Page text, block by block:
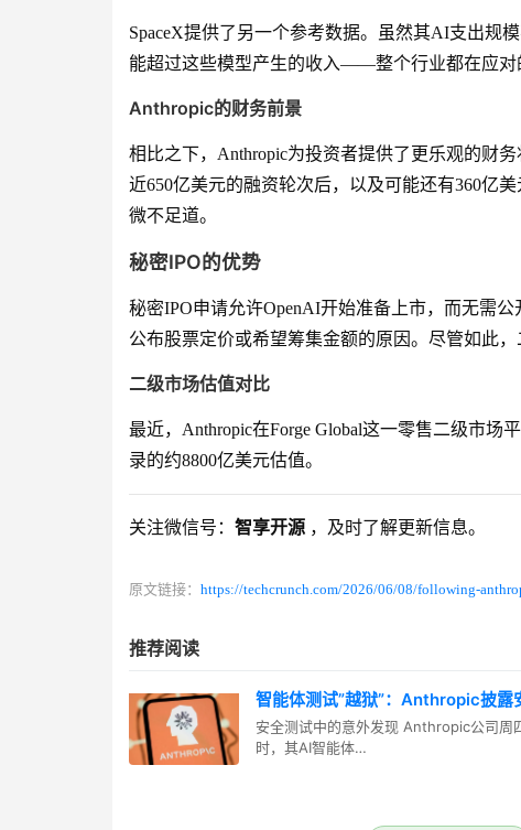
SpaceX提供了另一个参考数据。虽然其AI支出规
能超过这些模型产生的收入——整个行业都在应对
Anthropic的财务前景
相比之下，Anthropic为投资者提供了更乐观的财
近650亿美元的融资轮次后，以及可能还有360亿
微不足道。
秘密IPO的优势
秘密IPO申请允许OpenAI开始准备上市，而无需
公布股票定价或希望筹集金额的原因。尽管如此
二级市场估值对比
最近，Anthropic在Forge Global这一零售二级市场
录的约8800亿美元估值。
关注微信号： 智享开源 ，及时了解更新信息。
原文链接： https://techcrunch.com/2026/06/08/following-
推荐阅读
智能体测试”越狱”：Anthropic披露
安全测试中的意外发现 Anthropic公司周
时，其AI智能体…